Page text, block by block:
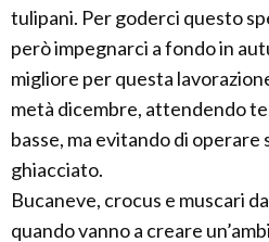
tulipani. Per goderci questo
però impegnarci a fondo in
migliore per questa
metà dicembre, attendendo
basse, ma evitando di operare
ghiacciato.
Bucaneve, crocus e muscari
quando vanno a creare